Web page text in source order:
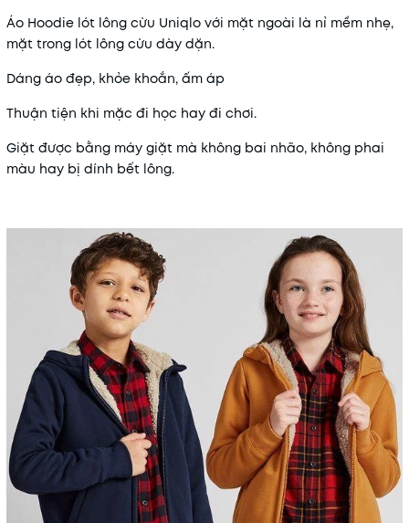
Áo Hoodie lót lông cừu Uniqlo với mặt ngoài là nỉ mềm nhẹ,
mặt trong lót lông cừu dày dặn.
Dáng áo đẹp, khỏe khoắn, ấm áp
Thuận tiện khi mặc đi học hay đi chơi.
Giặt được bằng máy giặt mà không bai nhão, không phai
màu hay bị dính bết lông.